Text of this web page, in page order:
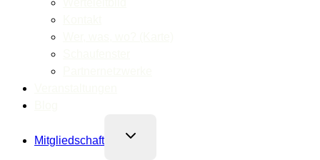
Mitgliedschaft
Untermenü